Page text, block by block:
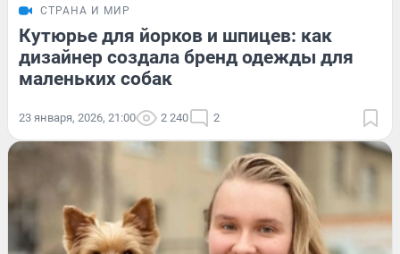
СТРАНА И МИР
Кутюрье для йорков и шпицев: как
дизайнер создала бренд одежды для
маленьких собак
23 января, 2026, 21:00 2 240 2